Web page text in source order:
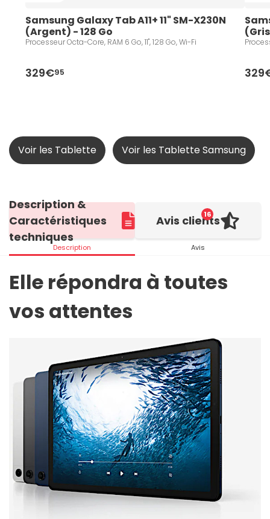
Samsung Galaxy Tab A11+ 11" SM-X230N
(Argent) - 128 Go
Processeur Octa-Core, RAM 6 Go, 11", 128 Go, Wi-Fi
329€95
Voir les Tablette Voir les Tablette Samsung
Description &
Caractéristiques
techniques
Description
16
Avis clients
Avis
Elle répondra à toutes
vos attentes